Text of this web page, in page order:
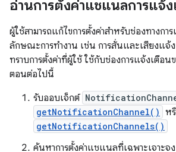
อ่านการตั้งค่าแชแนลการแจ้
ผู้ใช้สามารถแก้ไขการตั้งค่าสำหรับช่องทางกา
ลักษณะการทำงาน เช่น การสั่นและเสียงแจ้
ทราบการตั้งค่าที่ผู้ใช้ ใช้กับช่องการแจ้งเตือ
ตอนต่อไปนี้
รับออบเจ็กต์
getNotificationChannel() ห
getNotificationChannels()
ค้นหาการตั้งค่าแชแนลที่เฉพาะเจาะจ